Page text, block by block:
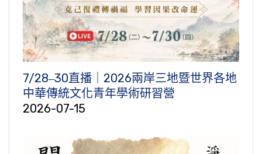
7/28‒30直播｜2026兩岸三地暨世界各地
中華傳統文化青年學術研習營
2026-07-15